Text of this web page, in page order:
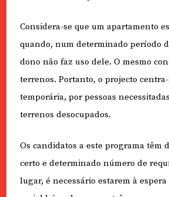
Considera-se que um apartamento
quando, num determinado período
dono não faz uso dele. O mesmo
terrenos. Portanto, o projecto
temporária, por pessoas
terrenos desocupados.
Os candidatos a este programa têm
certo e determinado número de
lugar, é necessário estarem à